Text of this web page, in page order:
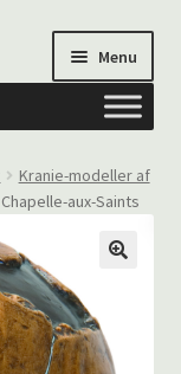
Menu
Kranie-modeller af
aux-Saints